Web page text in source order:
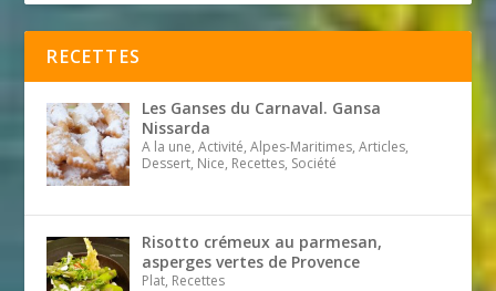
RECETTES
Les Ganses du Carnaval. Gansa
Nissarda
A la une, Activité, Alpes-Maritimes, Articles,
Dessert, Nice, Recettes, Société
Risotto crémeux au parmesan,
asperges vertes de Provence
Plat, Recettes